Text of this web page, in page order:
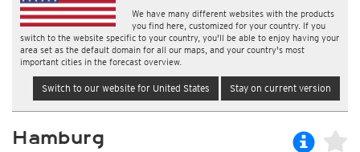
We have many different websites with the products
you find here, customized for your country. If you
switch to the website specific to your country, you'll be able to enjoy having your
area set as the default domain for all our maps, and your country's most
important cities in the forecast overview.
Switch to our website for United States Stay on current version
Hamburg